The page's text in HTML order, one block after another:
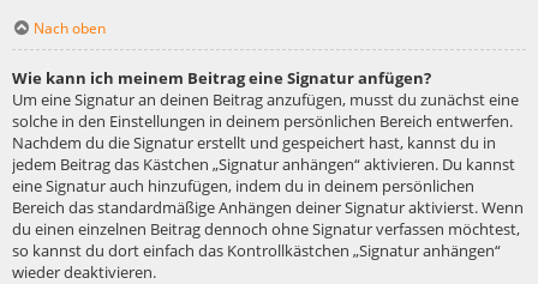
Nach oben
Wie kann ich meinem Beitrag eine Signatur anfügen?
Um eine Signatur an deinen Beitrag anzufügen, musst du zunächst eine
solche in den Einstellungen in deinem persönlichen Bereich entwerfen.
Nachdem du die Signatur erstellt und gespeichert hast, kannst du in
jedem Beitrag das Kästchen „Signatur anhängen“ aktivieren. Du kannst
eine Signatur auch hinzufügen, indem du in deinem persönlichen
Bereich das standardmäßige Anhängen deiner Signatur aktivierst. Wenn
du einen einzelnen Beitrag dennoch ohne Signatur verfassen möchtest,
so kannst du dort einfach das Kontrollkästchen „Signatur anhängen“
wieder deaktivieren.